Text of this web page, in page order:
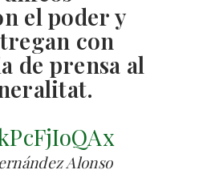
el poder y
con
de prensa al
Alonso